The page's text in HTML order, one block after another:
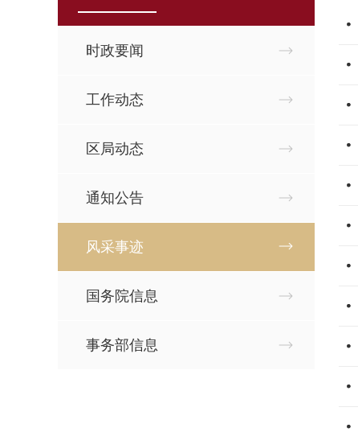
时政要闻
工作动态
区局动态
通知公告
风采事迹
国务院信息
事务部信息